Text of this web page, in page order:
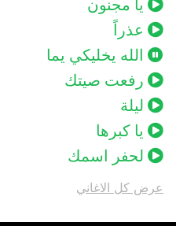
يا مجنون
عذراً
الله يخليكي يما
رفعت صيتك
ليلة
يا كبرها
لحفر اسمك
عرض كل الاغاني